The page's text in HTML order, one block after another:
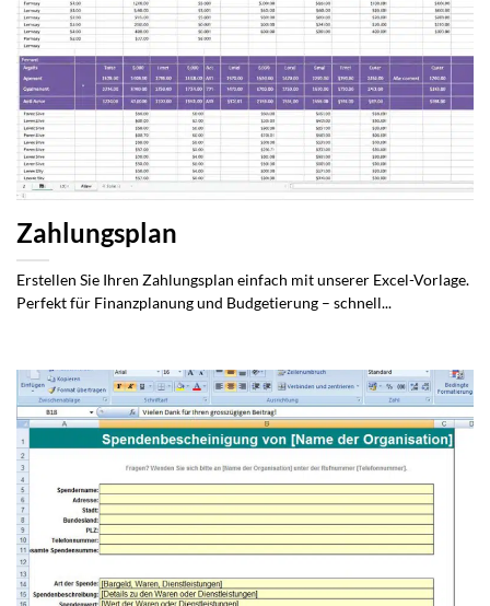
Zahlungsplan
Erstellen Sie Ihren Zahlungsplan einfach mit unserer Excel-Vorlage.
Perfekt für Finanzplanung und Budgetierung – schnell...